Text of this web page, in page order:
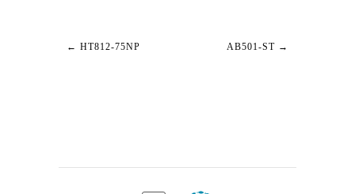
← HT812-75NP AB501-ST →